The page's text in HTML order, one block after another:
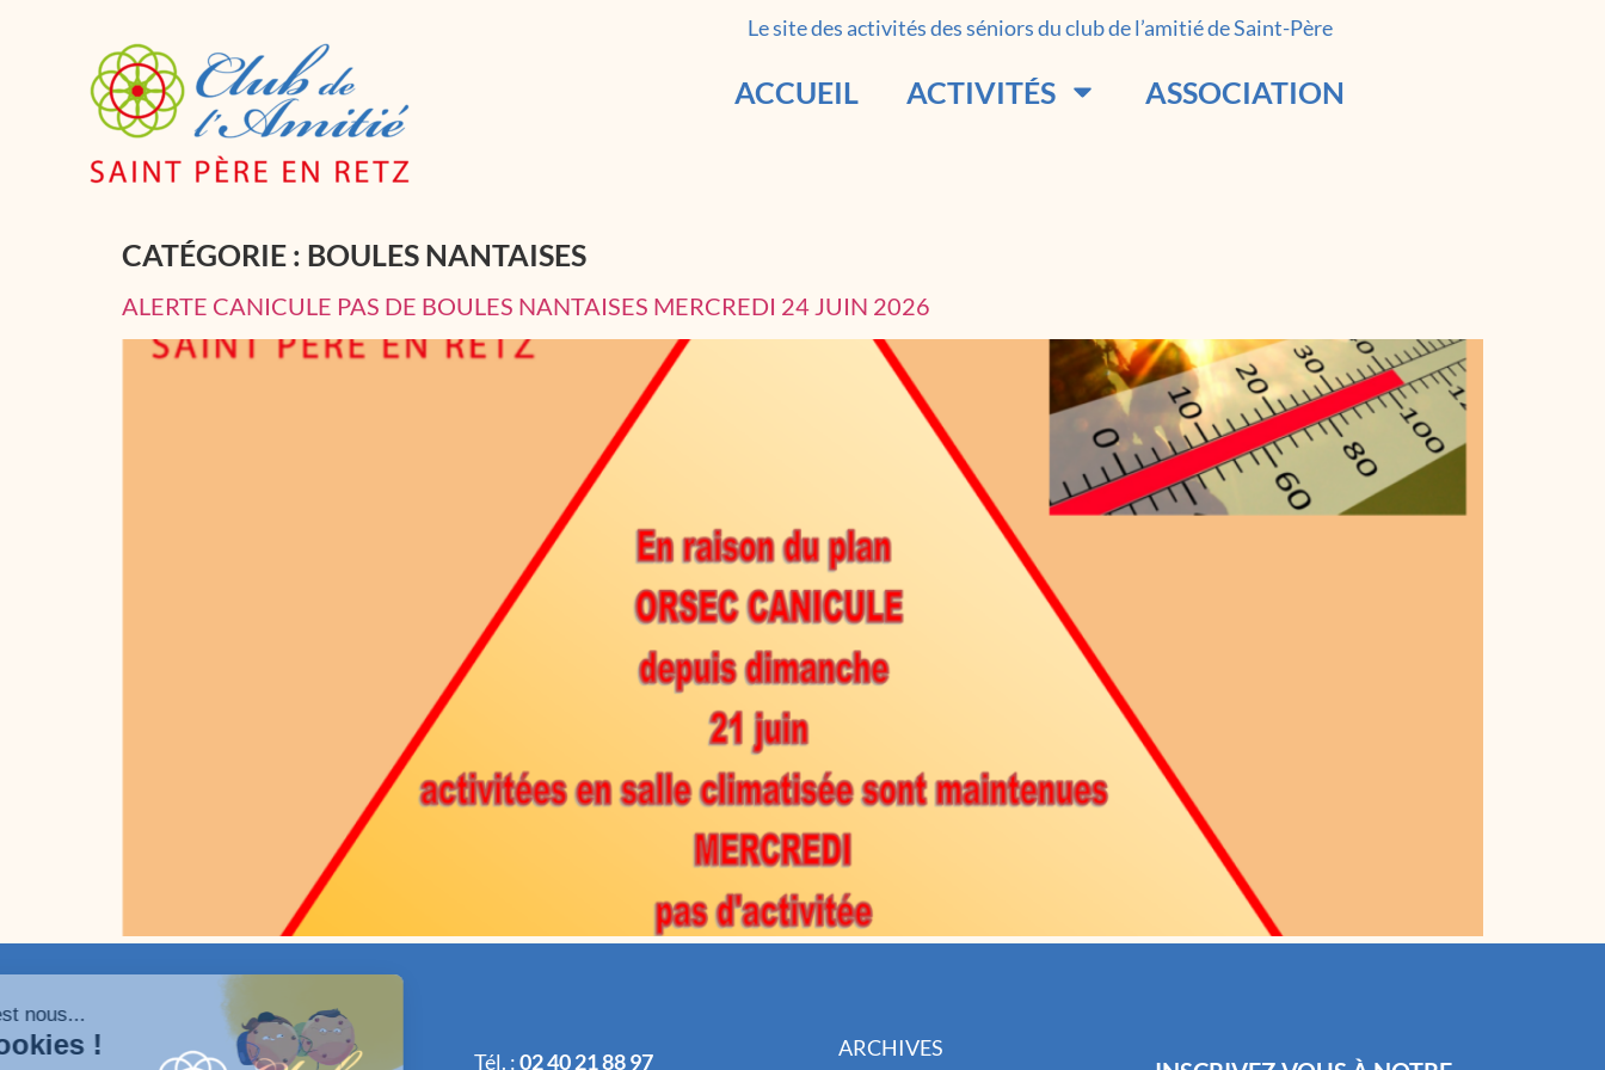
Le site des activités des séniors du club de l’amitié de Saint-Père
ACCUEIL ACTIVITÉS ASSOCIATION
CATÉGORIE : BOULES NANTAISES
ALERTE CANICULE PAS DE BOULES NANTAISES MERCREDI 24 JUIN 2026
Tél. :02 40 21 88 97
ARCHIVES